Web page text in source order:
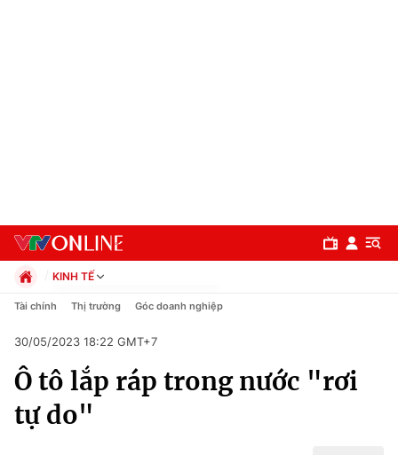
Chuyên mục
Chính trị
KINH TẾ
Chính trị
Pháp luật
Kinh tế
Thể thao
Truyền hình
Tài chính Thị trường Góc doanh nghiệp
30/05/2023 18:22 GMT+7
Ô tô lắp ráp trong nước "rơi
tự do"